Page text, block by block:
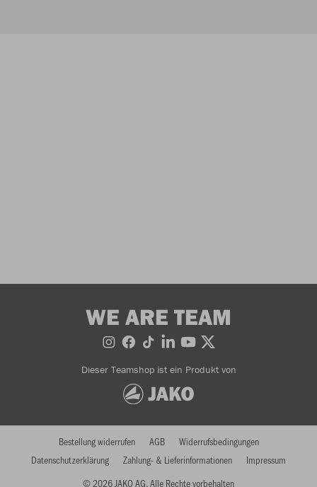
WE ARE TEAM
Dieser Teamshop ist ein Produkt von
© 2026 JAKO AG, Alle Rechte vorbehalten
Bestellung widerrufen AGB
Widerrufsbedingungen
Datenschutzerklärung
Zahlung- & Lieferinformationen Impressum